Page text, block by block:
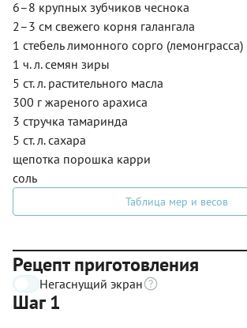
6–8 крупных зубчиков чеснока
2–3 см свежего корня галангала
1 стебель лимонного сорго (лемонграсса)
1 ч. л. семян зиры
5 ст. л. растительного масла
300 г жареного арахиса
3 стручка тамаринда
5 ст. л. сахара
щепотка порошка карри
соль
Таблица мер и весов
Рецепт приготовления
Негаснущий экран
Шаг 1